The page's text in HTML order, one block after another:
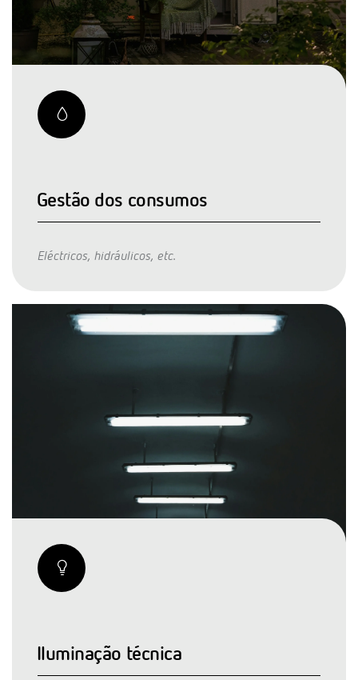
Gestão dos consumos
Eléctricos, hidráulicos, etc.
Iluminação técnica